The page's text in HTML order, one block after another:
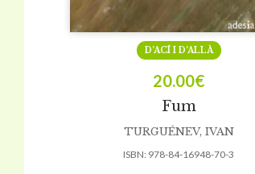
Fum
D’ACÍ I D’ALLÀ
20.00€
TURGUÉNEV, IVAN
ISBN: 978-84-16948-70-3